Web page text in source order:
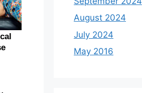
August 2024
July 2024
May 2016